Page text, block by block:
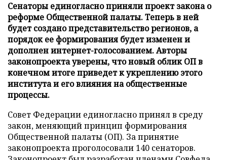
Сенаторы единогласно приняли проект закона о
реформе Общественной палаты. Теперь в ней
будет создано представительство регионов, а
порядок ее формирования будет изменен и
дополнен интернет-голосованием. Авторы
законопроекта уверены, что новый облик ОП в
конечном итоге приведет к укреплению этого
института и его влияния на общественные
процессы.
Совет Федерации единогласно принял в среду
закон, меняющий принцип формирования
Общественной палаты (ОП). За принятие
законопроекта проголосовали 140 сенаторов.